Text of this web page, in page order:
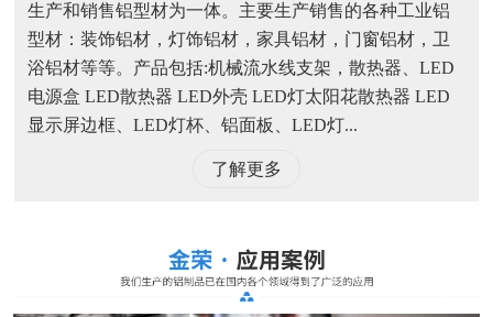
生产和销售铝型材为一体。主要生产销售的各种工业铝
型材：装饰铝材，灯饰铝材，家具铝材，门窗铝材，卫
浴铝材等等。产品包括:机械流水线支架，散热器、LED
电源盒 LED散热器 LED外壳 LED灯太阳花散热器 LED
显示屏边框、LED灯杯、铝面板、LED灯...
了解更多